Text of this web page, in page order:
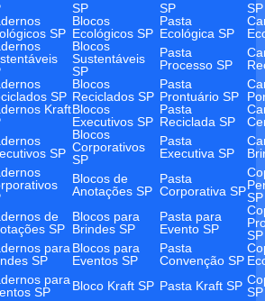
SP
SP
SP
SP
Blocos
Ecológicos SP
Pasta
Ecológica SP
Blocos
Sustentáveis
SP
Pasta
Processo SP
SP
Blocos
Reciclados SP
Pasta
Prontuário SP
KraftBlocos
Executivos SP
Pasta
Reciclada SP
SP
Blocos
Corporativos
SP
Pasta
Executiva SP
Blocos de
Anotações SP
Pasta
Corporativa SPSP
de
SP
Blocos para
Brindes SP
Pasta para
Evento SP
SP
para
SP
Blocos para
Eventos SP
Pasta
Convenção SP
para
SP
Bloco Kraft SP Pasta Kraft SP SP